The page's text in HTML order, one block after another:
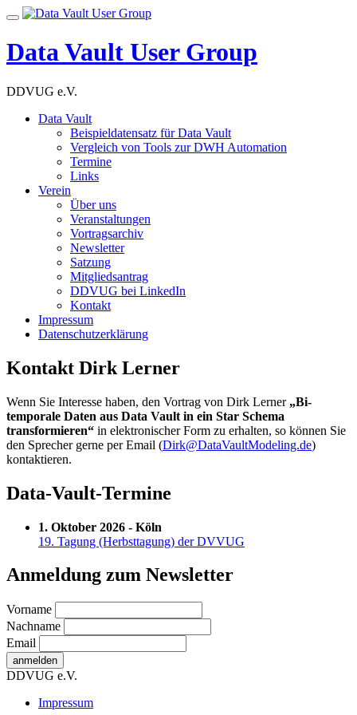
Skip
content
Toggle
Data Vault User Group
DDVUG e.V.
Data Vault
Beispieldatensatz für Data Vault
Vergleich von Tools zur DWH Automation
Termine
Links
Verein
Über uns
Veranstaltungen
Vortragsarchiv
Newsletter
Satzung
Mitgliedsantrag
DDVUG bei LinkedIn
Kontakt
Impressum
Datenschutzerklärung
Kontakt Dirk Lerner
Wenn Sie Interesse haben, den Vortrag von Dirk Lerner „Bi-
temporale Daten aus Data Vault in ein Star Schema
transformieren“ in elektronischer Form zu erhalten, so können Sie
den Sprecher gerne per Email (Dirk@DataVaultModeling.de)
kontaktieren.
Data-Vault-Termine
1. Oktober 2026 - Köln
19. Tagung (Herbsttagung) der DVVUG
Anmeldung zum Newsletter
Vorname
Nachname
Email
DDVUG e.V.
Secondary
Impressum